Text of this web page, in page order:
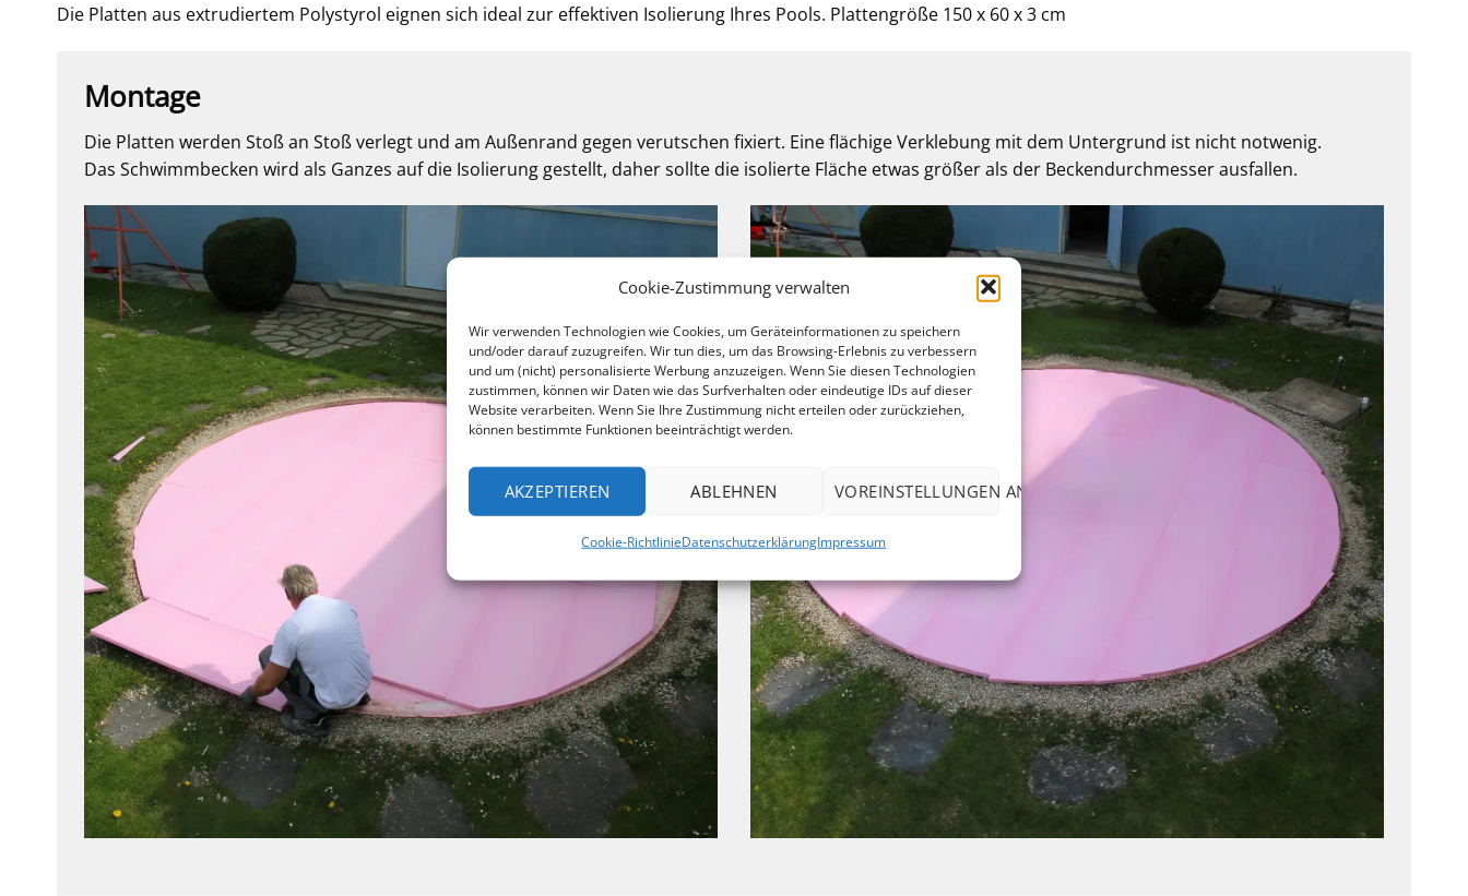
Cookie-Zustimmung verwalten
Wir verwenden Technologien wie Cookies, um Geräteinformationen zu speichern
und/oder darauf zuzugreifen. Wir tun dies, um das Browsing-Erlebnis zu verbessern
und um (nicht) personalisierte Werbung anzuzeigen. Wenn Sie diesen Technologien
zustimmen, können wir Daten wie das Surfverhalten oder eindeutige IDs auf dieser
Website verarbeiten. Wenn Sie Ihre Zustimmung nicht erteilen oder zurückziehen,
können bestimmte Funktionen beeinträchtigt werden.
AKZEPTIEREN ABLEHNEN VOREINSTELLUNGEN ANZEIGEN
Cookie-RichtlinieDatenschutzerklärungImpressum
Die Platten aus extrudiertem Polystyrol eignen sich ideal zur effektiven Isolierung Ihres Pools. Plattengröße 150 x 60 x 3 cm
Montage
Die Platten werden Stoß an Stoß verlegt und am Außenrand gegen verutschen fixiert. Eine flächige Verklebung mit dem Untergrund ist nicht notwenig.
Das Schwimmbecken wird als Ganzes auf die Isolierung gestellt, daher sollte die isolierte Fläche etwas größer als der Beckendurchmesser ausfallen.